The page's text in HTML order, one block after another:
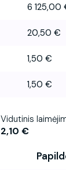
6 125,00
20,50 €
1,50 €
1,50 €
Vidutinis
2,10 €